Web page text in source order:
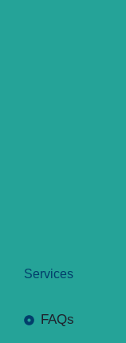
Services
FAQs